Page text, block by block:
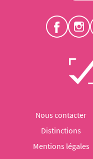
Nous contacter
Distinctions
Mentions légales